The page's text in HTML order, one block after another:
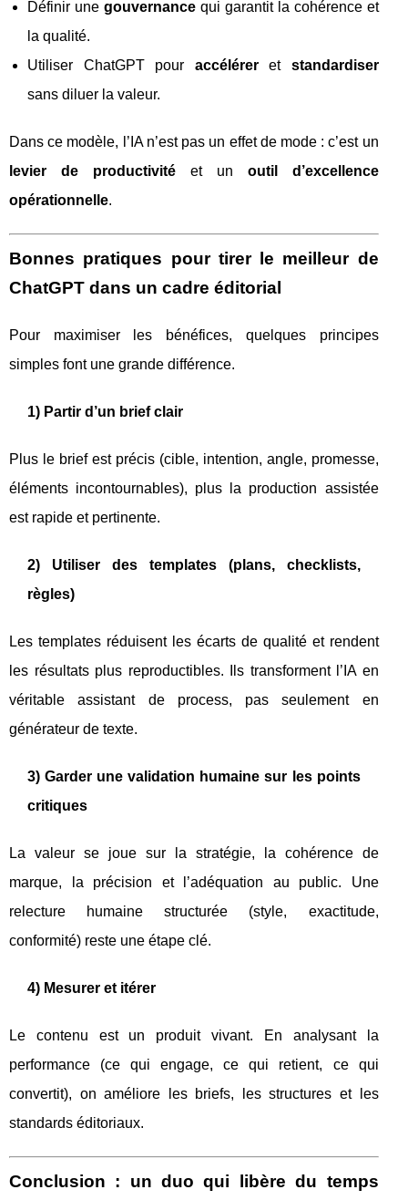
Définir une gouvernancequi garantit la cohérence et
la qualité.
Utiliser ChatGPT pour accéléreret standardiser
sans diluer la valeur.
Dans ce modèle, l’IA n’est pas un effet de mode : c’est un
levier de productivitéet un outil d’excellence
opérationnelle.
Bonnes pratiques pour tirer le meilleur de
ChatGPT dans un cadre éditorial
Pour maximiser les bénéfices, quelques principes
simples font une grande différence.
1) Partir d’un brief clair
Plus le brief est précis (cible, intention, angle, promesse,
éléments incontournables), plus la production assistée
est rapide et pertinente.
2) Utiliser des templates (plans, checklists,
règles)
Les templates réduisent les écarts de qualité et rendent
les résultats plus reproductibles. Ils transforment l’IA en
véritable assistant de process, pas seulement en
générateur de texte.
3) Garder une validation humaine sur les points
critiques
La valeur se joue sur la stratégie, la cohérence de
marque, la précision et l’adéquation au public. Une
relecture humaine structurée (style, exactitude,
conformité) reste une étape clé.
4) Mesurer et itérer
Le contenu est un produit vivant. En analysant la
performance (ce qui engage, ce qui retient, ce qui
convertit), on améliore les briefs, les structures et les
standards éditoriaux.
Conclusion : un duo qui libère du temps